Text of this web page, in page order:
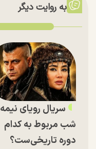
به روایت دیگر
سریال رویای نیمه
شب مربوط به کدام
دوره تاریخی‌ست؟